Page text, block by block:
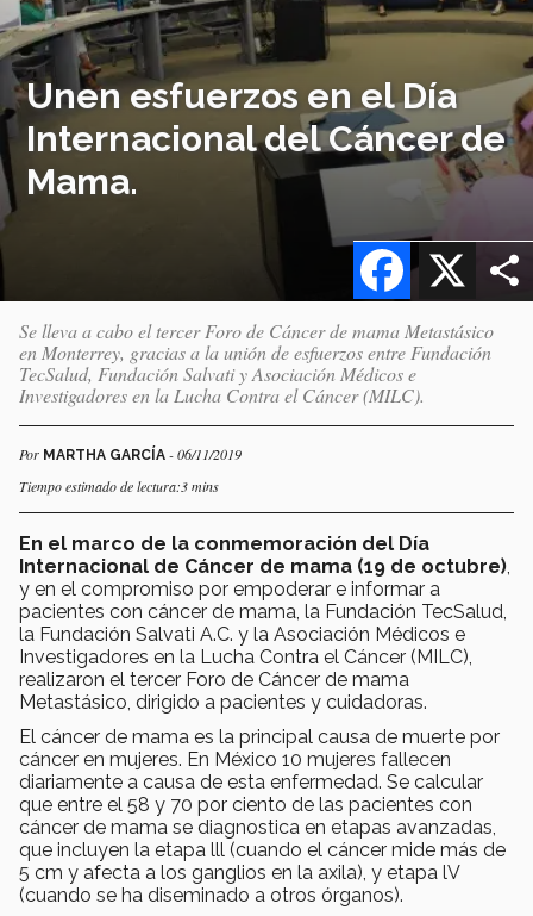
Unen esfuerzos en el Día
Internacional del Cáncer de
Mama.
X
Facebook
Se lleva a cabo el tercer Foro de Cáncer de mama Metastásico
en Monterrey, gracias a la unión de esfuerzos entre Fundación
TecSalud, Fundación Salvati y Asociación Médicos e
Investigadores en la Lucha Contra el Cáncer (MILC).
Por MARTHA GARCÍA - 06/11/2019
Tiempo estimado de lectura:3 mins
En el marco de la conmemoración del Día
Internacional de Cáncer de mama (19 de octubre)
y en el compromiso por empoderar e informar a
pacientes con cáncer de mama, la Fundación TecSalud,
la Fundación Salvati A.C. y la Asociación Médicos e
Investigadores en la Lucha Contra el Cáncer (MILC),
realizaron el tercer Foro de Cáncer de mama
Metastásico, dirigido a pacientes y cuidadoras.
El cáncer de mama es la principal causa de muerte por
cáncer en mujeres. En México 10 mujeres fallecen
diariamente a causa de esta enfermedad. Se calcular
que entre el 58 y 70 por ciento de las pacientes con
cáncer de mama se diagnostica en etapas avanzadas,
que incluyen la etapa lll (cuando el cáncer mide más de
5 cm y afecta a los ganglios en la axila), y etapa lV
(cuando se ha diseminado a otros órganos).